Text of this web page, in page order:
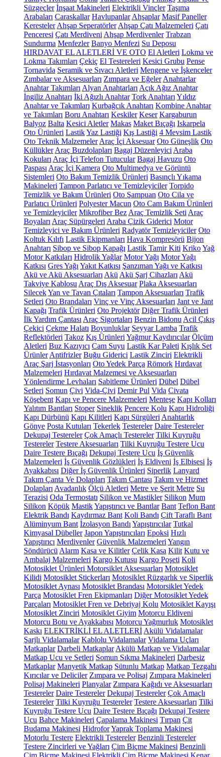
Süzgeçler İnşaat Makineleri Elektrikli Vinçler Taşıma
Arabaları Caraskallar Havlupanlar Ahşaplar Masif Paneller
Keresteler Ahşap Seperatörler Ahşap Çatı Malzemeleri Çatı
Penceresi Çatı Merdiveni Ahşap Merdivenler Trabzan
Sundurma Menfezler Banyo Menfezi Su Deposu
HIRDAVAT EL ALETLERİ VE OTO El Aletleri Lokma ve
Lokma Takımları Çekiç El Testereleri Kesici Grubu Pense
Tornavida Seramik ve Sıvacı Aletleri Mengene ve İşkenceler
Zımbalar ve Aksesuarları Zımpara ve Eğeler Anahtarlar
Anahtar Takımları Alyan Anahtarları Açık Ağız Anahtar
İngiliz Anahtarı İki Ağızlı Anahtar Tork Anahtarı Yıldız
Anahtar ve Takımları Kurbağcık Anahtarı Kombine Anahtar
ve Takımları Boru Anahtarı Keskiler Keser Kargaburun
Balyoz Balta Kesici Aletler Makas Maket Bıçağı Iskarpela
Oto Ürünleri LastikYaz Lastiği Kış Lastiği 4 Mevsim Lastik
Oto Teknik Malzemeler Araç İçi Aksesuar Oto Güneşlik Oto
Küllükler Araç Buzdolapları Bagaj Düzenleyici Araba
Kokuları Araç İçi Telefon Tutucular Bagaj Havuzu Oto
Paspası Araç İçi Kamera Oto Multimedya ve Görüntü
Sistemleri Oto Bakım Temizlik Ürünleri Basınçlı Yıkama
Makineleri Tampon Parlatıcı ve Temizleyiciler Torpido
Temizlik ve Bakım Ürünleri Oto Şampuan Oto Cila ve
Parlatıcı Ürünleri Polyester Macun Oto Cam Bakım Ürünleri
ve Temizleyiciler Mikrofiber Bez Araç Temizlik Seti Araç
Boyaları Araç Süpürgeleri Araba Çizik Giderici Motor
Temizleyici ve Bakım Ürünleri Radyatör Temizleyiciler Oto
Koltuk Kılıfı Lastik Ekipmanları Hava Kompresörü Bijon
Anahtarı Sibop ve Sibop Kapağı Lastik Tamir Kiti KrikoYağ
Motor Katkıları Hidrolik Yağlar Motor Yağı Motor Yağı
Katkısı Gres Yağı Yakıt Katkısı Şanzıman Yağı ve Katkısı
Akü ve Akü Aksesuarları Akü Akü Şarj Cihazları Akü
Takviye Kablosu Araç Dış Aksesuar Plaka Aksesuarları
SilecekYan ve Tavan Çıtaları Tampon Aksesuarları Trafik
Setleri Oto Brandaları Vinç ve Vinç Aksesuarları Jant ve Jant
Kapağı Trafik Ürünleri Oto Projektör Diğer Trafik Ürünleri
İlk Yardım Çantası Araç Sigortaları Benzin Bidonu Acil Çıkış
Çekici Çekme Halatı Boyunluklar Seyyar Lamba Trafik
Reflektörleri Takoz Kış Ürünleri Yağmur Kaydırıcılar Ölçüm
Aletleri Buz Kazıyıcı Cam Suyu Lastik Kar Paleti Kışlık Set
Ürünler Antifrizler Buğu Giderici Lastik Zinciri Elektrikli
Araç Şarj İstasyonları Oto Yedek Parça Römork Hırdavat
Malzemeleri Hırdavat Malzemesi ve Aksesuarları
Yönlendirme Levhaları Sabitleme Ürünleri Dübel Dübel
Setleri Somun Çivi Vida-Çivi Demir Pul Vida Civata
Köşebent Kapı ve Pencere Malzemeleri Menteşe Kapı Kolları
Yalıtım Bantları Stoper Sineklik Pencere Kolu Kapı Hidroliği
Kapı Dürbünü Kapı Kilitleri Kapı Sürgüleri Anahtarlık
Gönye Posta Kutuları Tekerlek Testereler Daire Testereler
Dekupaj Testereler Çok Amaçlı Testereler Tilki Kuyruğu
Testereler Testere Aksesuarları Tilki Kuyruğu Testere Ucu
Daire Testere Bıçağı Dekupaj Testere Ucu İş Güvenlik
Malzemeleri İş Güvenlik Gözlükleri İş Eldiveni İş Elbisesi İş
Ayakkabısı Diğer İş Güvenlik Ürünleri Siperlik Lanyard
Takım Çanta Ve Dolapları Takım Çantası Takım ve Hizmet
Dolapları Avadanlık Ölçü Aletleri Metre ve Şerit Metre Su
Terazisi Oda Termostatı Silikon ve Mastikler Silikon Mum
Silikon Köpük MastikYapıştırıcı ve Bantlar Bant Teflon Bant
Elektrik Bandı Kaydırmaz Bant Koli Bandı Çift Taraflı Bant
Alüminyum Bant İzolasyon Bandı Yapıştırıcılar Tutkal
Kimyasal Dübeller Japon Yapıştırıcıları Epoksi Hızlı
Yapıştırıcı Merdivenler Güvenlik Malzemeleri Yangın
Söndürücü Alarm Kasa ve Kilitler Çelik Kasa Kilit Kutu ve
Ambalaj Malzemeleri Kargo Kutusu Kargo Poşeti Koli
Motosiklet Ürünleri Motorsiklet Aksesuarları Motosiklet
Kilidi Motosiklet Stickerları Motosiklet Rüzgarlık ve Siperlik
Motosiklet Aynası Motosiklet Brandası Motorsiklet Yedek
Parça Motosiklet Fren Ekipmanları Diğer Motosiklet Yedek
Parçaları Motosiklet Fren ve Debriyaj Kolu Motosiklet Kayışı
Motosiklet Zinciri Motosiklet Giyim Motorcu Eldiveni
Motorcu Botu ve Ayakkabısı Motorcu Yağmurluk Motosiklet
Kaskı ELEKTRİKLİ EL ALETLERİ Akülü Vidalamalar
Şarjlı Vidalamalar Kablolu Vidalamalar Vidalama Uçları
Matkaplar Darbeli Matkaplar Akülü Matkap ve Vidalamalar
Matkap Ucu ve Setleri Somun Sıkma Makineleri Darbesiz
Matkaplar Manyetik Matkap Sütunlu Matkap Matkap Tezgahı
Kırıcılar ve Deliciler Zımpara ve Polisaj Zımpara Makineleri
Polisaj Makineleri Planyalar Zımpara Kağıdı ve Aksesuarları
Testereler Daire Testereler Dekupaj Testereler Çok Amaçlı
Testereler Tilki Kuyruğu Testereler Testere Aksesuarları Tilki
Kuyruğu Testere Ucu Daire Testere Bıçağı Dekupaj Testere
Ucu Bahçe Makineleri Çapalama Makinesi Tırpan Çit
Budama Makinesi HidroforYaprak Toplama Makinesi
Motorlu Testere Elektrikli Testereler Benzinli Testereler
Testere Zincirleri ve Yağları Çim Biçme Makinesi Benzinli
Çim Biçme Makinesi Elektrikli Çim Biçme Makinesi Kenar